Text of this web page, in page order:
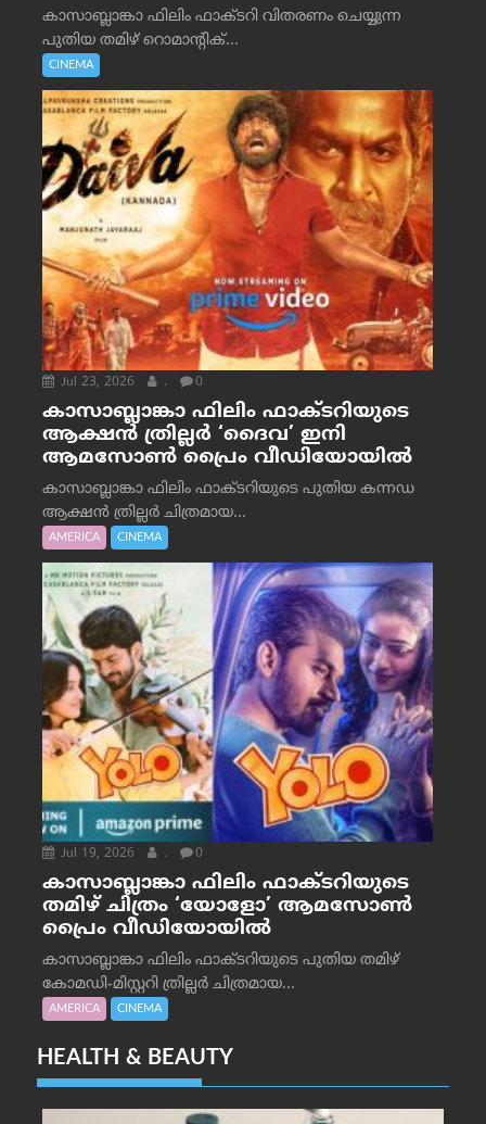
കാസാബ്ലാങ്കാ ഫിലിം ഫാക്ടറി വിതരണം ചെയ്യുന്ന
പുതിയ തമിഴ് റൊമാന്റിക്...
CINEMA
Jul 23, 2026 . 0
കാസാബ്ലാങ്കാ ഫിലിം ഫാക്ടറിയുടെ
ആക്ഷൻ ത്രില്ലർ ‘ദൈവ’ ഇനി
ആമസോൺ പ്രൈം വീഡിയോയിൽ
കാസാബ്ലാങ്കാ ഫിലിം ഫാക്ടറിയുടെ പുതിയ കന്നഡ
ആക്ഷൻ ത്രില്ലർ ചിത്രമായ...
AMERICA CINEMA
Jul 19, 2026 . 0
കാസാബ്ലാങ്കാ ഫിലിം ഫാക്ടറിയുടെ
തമിഴ് ചിത്രം ‘യോളോ’ ആമസോൺ
പ്രൈം വീഡിയോയിൽ
കാസാബ്ലാങ്കാ ഫിലിം ഫാക്ടറിയുടെ പുതിയ തമിഴ്
കോമഡി-മിസ്റ്ററി ത്രില്ലർ ചിത്രമായ...
AMERICA CINEMA
HEALTH & BEAUTY